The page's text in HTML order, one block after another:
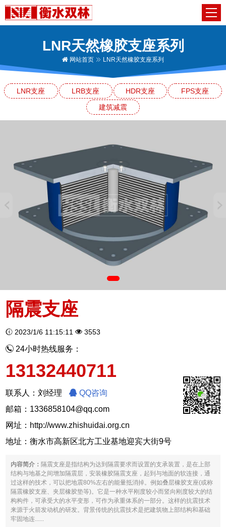
LNR天然橡胶支座系列
网站首页 LNR天然橡胶支座系列
LNR支座 LRB支座 HDR支座
FPS支座
建筑减震
隔震支座
2023/1/6 11:15:11 3553
24小时热线服务：
13132440711
联系人：刘经理
QQ咨询
邮箱：1336858104@qq.com
网址： http://www.zhishuidai.org.cn
地址：衡水市高新区北方工业基地迎宾大街9号
内容简介：隔震支座是指结构为达到隔震要求而设置的支承装置，是在上部
结构与地基之间增加隔震层，安装橡胶隔震支座，起到与地面的软连接，通
过这样的技术，可以把地震80%左右的能量抵消掉。例如叠层橡胶支座(或称
隔震橡胶支座、夹层橡胶垫等)。它是一种水平刚度较小而竖向刚度较大的结
构构件，可承受大的水平变形，可作为承重体系的一部分。这样的抗震技术
来源于火箭发动机的研发。背景传统的抗震技术是把建筑物上部结构和基础
牢固地连......